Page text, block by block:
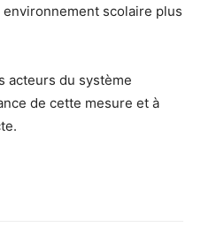
environnement scolaire plus
acteurs du système
de cette mesure et à